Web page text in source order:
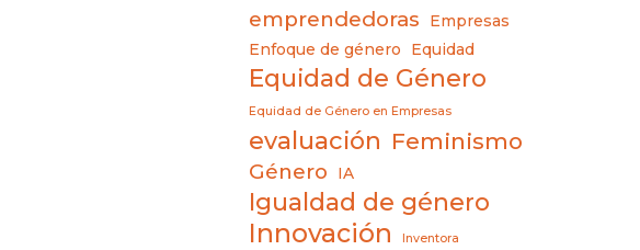
emprendedoras
Empresas
Enfoque de género
Equidad
Equidad de Género
Equidad de Género en Empresas
evaluación Feminismo
Género IA
Igualdad de género
Innovación Inventora